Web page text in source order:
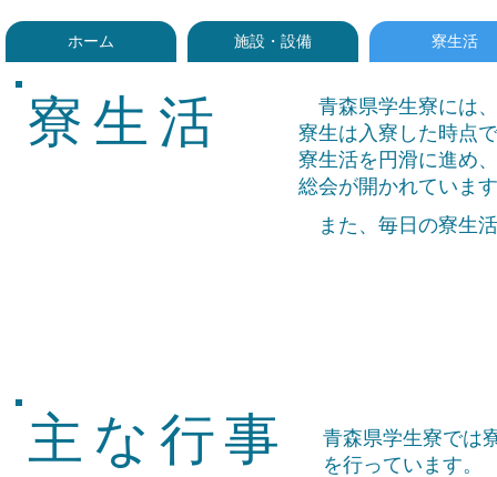
ホーム 施設・設備 寮生活
寮生活
青森県学生寮には
寮生は入寮した時点
寮生活を円滑に進め
総会が開かれていま
また、毎日の寮生
主な行事
青森県学生寮では
を行っています。